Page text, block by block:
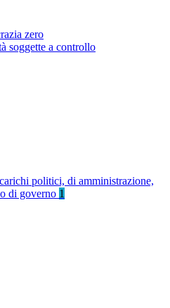
zero
soggette a controllo
politici, di amministrazione,
di governo 1